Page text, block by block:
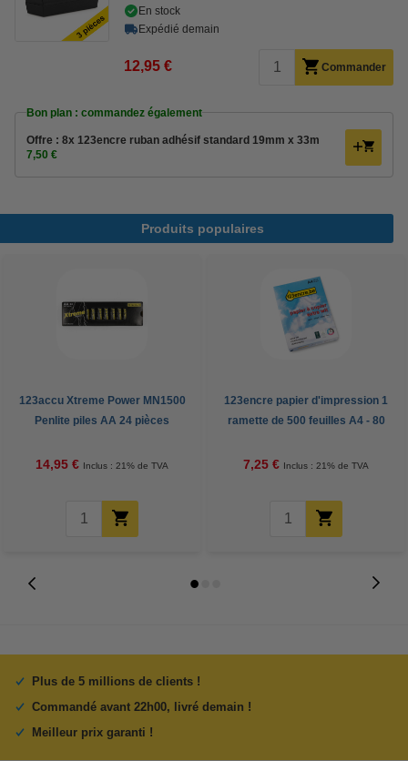
En stock
Expédié demain
12,95 € Commander
Bon plan : commandez également
Offre : 8x 123encre ruban adhésif standard 19mm x 33m
7,50 €
Produits populaires
123accu Xtreme Power MN1500
Penlite piles AA 24 pièces
14,95 € Inclus : 21% de TVA
123encre papier d'impression 1
ramette de 500 feuilles A4 - 80
7,25 € Inclus : 21% de TVA
Plus de 5 millions de clients !
Commandé avant 22h00, livré demain !
Meilleur prix garanti !